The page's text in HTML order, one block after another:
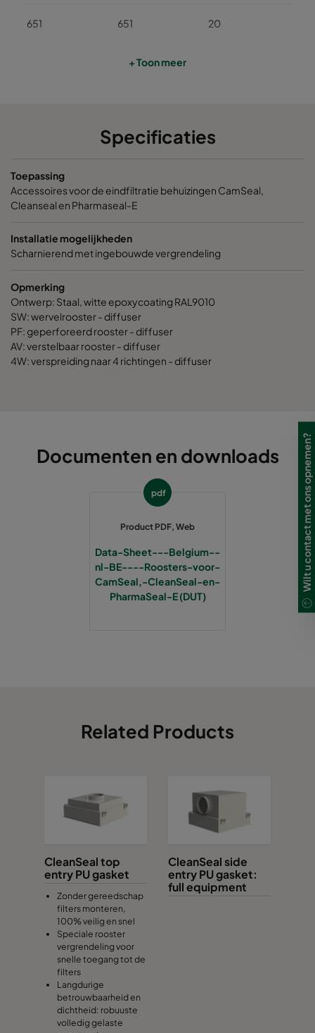
651 651 20
346
549 16
651
1149 549
1261 651 16
347
499 499
549 549 47
499 35
549
+ Toon meer
Specificaties
Toepassing
Accessoires voor de eindfiltratie behuizingen CamSeal,
Cleanseal en Pharmaseal-E
Installatie mogelijkheden
Scharnierend met ingebouwde vergrendeling
Opmerking
Ontwerp: Staal, witte epoxycoating RAL9010
SW: wervelrooster - diffuser
PF: geperforeerd rooster - diffuser
AV: verstelbaar rooster - diffuser
4W: verspreiding naar 4 richtingen - diffuser
Documenten en downloads
pdf
Product PDF, Web
Data-Sheet---Belgium--
nl-BE----Roosters-voor-
CamSeal,-CleanSeal-en-
PharmaSeal-E (DUT)
Related Products
CleanSeal top
entry PU gasket
Zonder gereedschap
filters monteren,
100% veilig en snel
Speciale rooster
vergrendeling voor
snelle toegang tot de
filters
Langdurige
betrouwbaarheid en
dichtheid: robuuste
volledig gelaste
CleanSeal side
entry PU gasket:
full equipment
Wilt u contact met ons opnemen?